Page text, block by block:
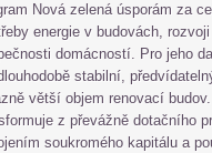
Nová zelená úsporám za
energie v budovách,
domácností. Pro jeho
stabilní,
větší objem renovací
z převážně dotačního
soukromého kapitálu a